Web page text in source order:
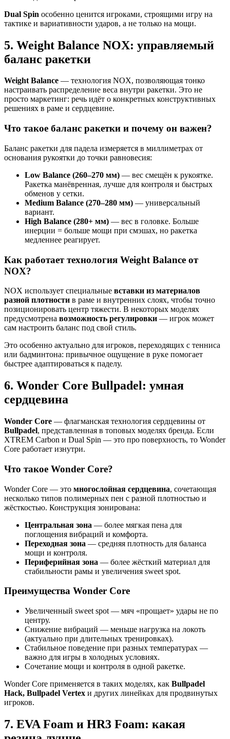
Dual Spin особенно ценится игроками, строящими игру на
тактике и вариативности ударов, а не только на мощи.
5. Weight Balance NOX: управляемый
баланс ракетки
Weight Balance — технология NOX, позволяющая тонко
настраивать распределение веса внутри ракетки. Это не
просто маркетинг: речь идёт о конкретных конструктивных
решениях в раме и сердцевине.
Что такое баланс ракетки и почему он важен?
Баланс ракетки для падела измеряется в миллиметрах от
основания рукоятки до точки равновесия:
Low Balance (260–270 мм) — вес смещён к рукоятке.
Ракетка манёвренная, лучше для контроля и быстрых
обменов у сетки.
Medium Balance (270–280 мм) — универсальный
вариант.
High Balance (280+ мм) — вес в головке. Больше
инерции = больше мощи при смэшах, но ракетка
медленнее реагирует.
Как работает технология Weight Balance от
NOX?
NOX использует специальные вставки из материалов
разной плотности в раме и внутренних слоях, чтобы точно
позиционировать центр тяжести. В некоторых моделях
предусмотрена возможность регулировки — игрок может
сам настроить баланс под свой стиль.
Это особенно актуально для игроков, переходящих с тенниса
или бадминтона: привычное ощущение в руке помогает
быстрее адаптироваться к паделу.
6. Wonder Core Bullpadel: умная
сердцевина
Wonder Core — флагманская технология сердцевины от
Bullpadel, представленная в топовых моделях бренда. Если
XTREM Carbon и Dual Spin — это про поверхность, то Wonder
Core работает изнутри.
Что такое Wonder Core?
Wonder Core — это многослойная сердцевина, сочетающая
несколько типов полимерных пен с разной плотностью и
жёсткостью. Конструкция зонирована:
Центральная зона — более мягкая пена для
поглощения вибраций и комфорта.
Переходная зона — средняя плотность для баланса
мощи и контроля.
Периферийная зона — более жёсткий материал для
стабильности рамы и увеличения sweet spot.
Преимущества Wonder Core
Увеличенный sweet spot — мяч «прощает» удары не по
центру.
Снижение вибраций — меньше нагрузка на локоть
(актуально при длительных тренировках).
Стабильное поведение при разных температурах —
важно для игры в холодных условиях.
Сочетание мощи и контроля в одной ракетке.
Wonder Core применяется в таких моделях, как Bullpadel
Hack, Bullpadel Vertex и других линейках для продвинутых
игроков.
7. EVA Foam и HR3 Foam: какая